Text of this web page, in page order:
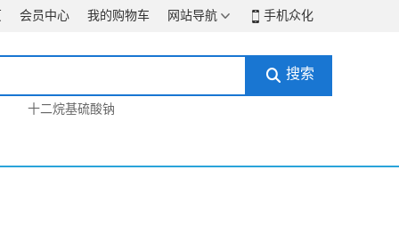
会员中心 我的购物车 网站导航 手机众化
搜索
十二烷基硫酸钠